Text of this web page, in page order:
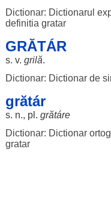
Dictionar: Dictionarul
definitia gratar
GRĂTÁR
s. v. grilă.
Dictionar: Dictionar de
grătár
s. n., pl. grătáre
Dictionar: Dictionar
gratar